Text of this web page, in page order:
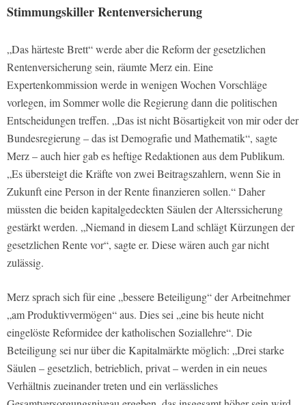
Stimmungskiller Rentenversicherung
„Das härteste Brett“ werde aber die Reform der gesetzlichen
Rentenversicherung sein, räumte Merz ein. Eine
Expertenkommission werde in wenigen Wochen Vorschläge
vorlegen, im Sommer wolle die Regierung dann die politischen
Entscheidungen treffen. „Das ist nicht Bösartigkeit von mir oder der
Bundesregierung – das ist Demografie und Mathematik“, sagte
Merz – auch hier gab es heftige Redaktionen aus dem Publikum.
„Es übersteigt die Kräfte von zwei Beitragszahlern, wenn Sie in
Zukunft eine Person in der Rente finanzieren sollen.“ Daher
müssten die beiden kapitalgedeckten Säulen der Alterssicherung
gestärkt werden. „Niemand in diesem Land schlägt Kürzungen der
gesetzlichen Rente vor“, sagte er. Diese wären auch gar nicht
zulässig.
Merz sprach sich für eine „bessere Beteiligung“ der Arbeitnehmer
„am Produktivvermögen“ aus. Dies sei „eine bis heute nicht
eingelöste Reformidee der katholischen Soziallehre“. Die
Beteiligung sei nur über die Kapitalmärkte möglich: „Drei starke
Säulen – gesetzlich, betrieblich, privat – werden in ein neues
Verhältnis zueinander treten und ein verlässliches